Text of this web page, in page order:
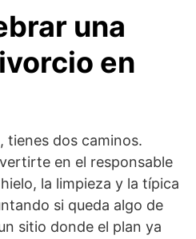
una
en
tienes dos caminos.
en el responsable
la limpieza y la típica
si queda algo de
sitio donde el plan ya